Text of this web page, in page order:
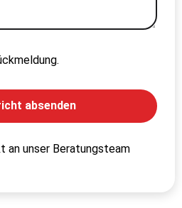
absenden
an unser Beratungsteam